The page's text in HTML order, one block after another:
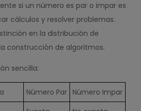
si un número es par o impar es
cálculos y resolver problemas.
en la distribución de
construcción de algoritmos.
sencilla:
Número Par
Número Impar